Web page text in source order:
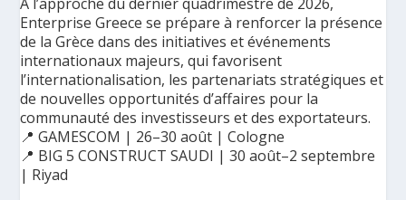
Enterprise Greece se prépare à renforcer la présence
de la Grèce dans des initiatives et événements
internationaux majeurs, qui favorisent
l’internationalisation, les partenariats stratégiques et
de nouvelles opportunités d’affaires pour la
communauté des investisseurs et des exportateurs.
📍 GAMESCOM | 26–30 août | Cologne
📍 BIG 5 CONSTRUCT SAUDI | 30 août–2 septembre
| Riyad